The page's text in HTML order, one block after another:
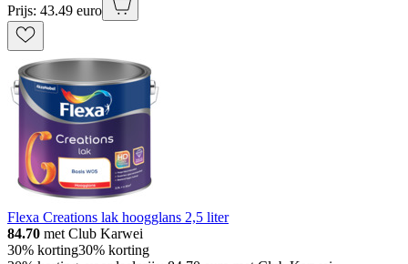
Prijs: 43.49 euro
Flexa Creations lak hoogglans 2,5 liter
84.70 met Club Karwei
30% korting30% korting